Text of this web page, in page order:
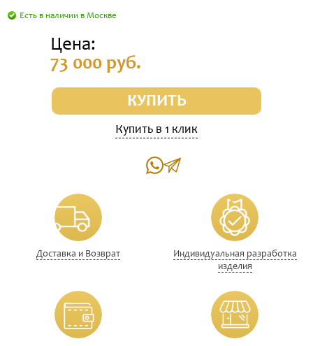
Есть в наличии в Москве
Цена:
73 000 руб.
КУПИТЬ
Купить в 1 клик
Доставка и Возврат
Индивидуальная разработка
изделия